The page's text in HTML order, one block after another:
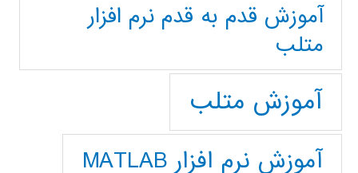
آموزش قدم به قدم نرم افزار
متلب
آموزش متلب
آموزش نرم افزار MATLAB